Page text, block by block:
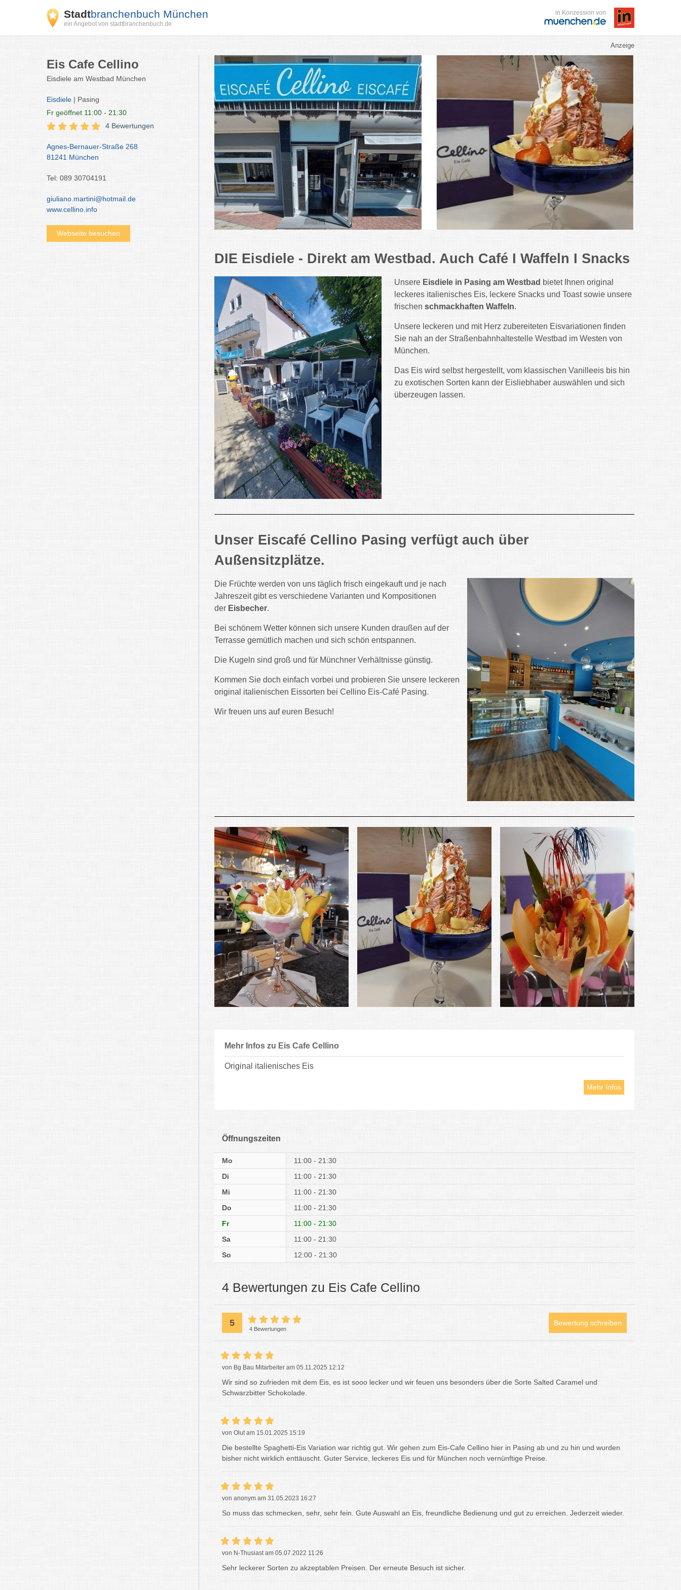
Stadtbranchenbuch München
ein Angebot von stadtbranchenbuch.de
in Konzession von
Anzeige
Eis Cafe Cellino
Eisdiele am Westbad München
Eisdiele | Pasing
Fr geöffnet 11:00 - 21:30
4 Bewertungen
Agnes-Bernauer-Straße 268
81241 München
Tel: 089 30704191
giuliano.martini@hotmail.de
www.cellino.info
Webseite besuchen
DIE Eisdiele - Direkt am Westbad. Auch Café I Waffeln I Snacks
Unsere Eisdiele in Pasing am Westbad bietet Ihnen original
leckeres italienisches Eis, leckere Snacks und Toast sowie unsere
frischen schmackhaften Waffeln.
Unsere leckeren und mit Herz zubereiteten Eisvariationen finden
Sie nah an der Straßenbahnhaltestelle Westbad im Westen von
München.
Das Eis wird selbst hergestellt, vom klassischen Vanilleeis bis hin
zu exotischen Sorten kann der Eisliebhaber auswählen und sich
überzeugen lassen.
Unser Eiscafé Cellino Pasing verfügt auch über
Außensitzplätze.
Die Früchte werden von uns täglich frisch eingekauft und je nach
Jahreszeit gibt es verschiedene Varianten und Kompositionen
der Eisbecher.
Bei schönem Wetter können sich unsere Kunden draußen auf der
Terrasse gemütlich machen und sich schön entspannen.
Die Kugeln sind groß und für Münchner Verhältnisse günstig.
Kommen Sie doch einfach vorbei und probieren Sie unsere leckeren
original italienischen Eissorten bei Cellino Eis-Café Pasing.
Wir freuen uns auf euren Besuch!
Mehr Infos zu Eis Cafe Cellino
Original italienisches Eis
Mehr Infos
Öffnungszeiten
Mo
11:00 - 21:30
Di
11:00 - 21:30
Mi
11:00 - 21:30
Do
11:00 - 21:30
Fr
11:00 - 21:30
Sa
11:00 - 21:30
So
12:00 - 21:30
4 Bewertungen zu Eis Cafe Cellino
5
4 Bewertungen
Bewertung schreiben
von Bg Bau Mitarbeiter am 05.11.2025 12:12
Wir sind so zufrieden mit dem Eis, es ist sooo lecker und wir feuen uns besonders über die Sorte Salted Caramel und
Schwarzbitter Schokolade.
von Olut am 15.01.2025 15:19
Die bestellte Spaghetti-Eis Variation war richtig gut. Wir gehen zum Eis-Cafe Cellino hier in Pasing ab und zu hin und wurden
bisher nicht wirklich enttäuscht. Guter Service, leckeres Eis und für München noch vernünftige Preise.
von anonym am 31.05.2023 16:27
So muss das schmecken, sehr, sehr fein. Gute Auswahl an Eis, freundliche Bedienung und gut zu erreichen. Jederzeit wieder.
von N-Thusiast am 05.07.2022 11:26
Sehr leckerer Sorten zu akzeptablen Preisen. Der erneute Besuch ist sicher.